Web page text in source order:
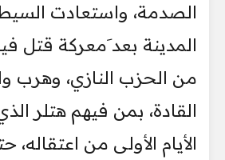
الصدمة، واستعادت
من الحزب النازي، وهرب
القادة، بمن فيهم هتلر
الأيام الأولى من اعتقاله،